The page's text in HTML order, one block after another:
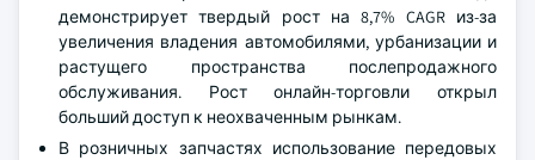
демонстрирует твердый рост на 8,7% CAGR из-за
увеличения владения автомобилями, урбанизации и
растущего пространства послепродажного
обслуживания. Рост онлайн-торговли открыл
больший доступ к неохваченным рынкам.
В розничных запчастях использование передовых